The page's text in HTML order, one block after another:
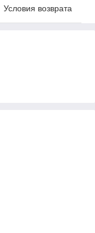
Условия возврата